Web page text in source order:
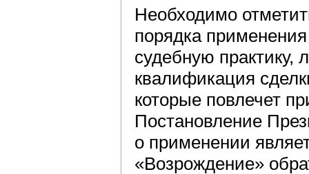
Необходимо
порядка
судебную практику,
квалификация
которые повлечет
Постановление
о применении
«Возрождение»